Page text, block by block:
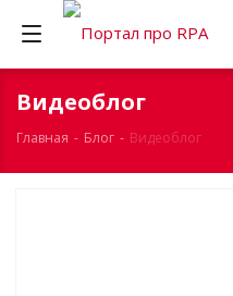
Видеоблог
Главная - Блог - Видеоблог